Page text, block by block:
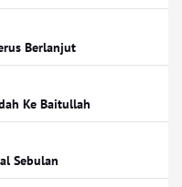
Berlanjut
Ke Baitullah
Sebulan